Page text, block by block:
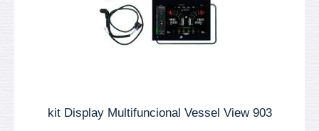
kit Display Multifuncional Vessel View 903